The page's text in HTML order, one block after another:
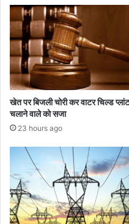
खेत पर बिजली चोरी कर वाटर चिल्ड प्लांट
चलाने वाले को सजा
23 hours ago